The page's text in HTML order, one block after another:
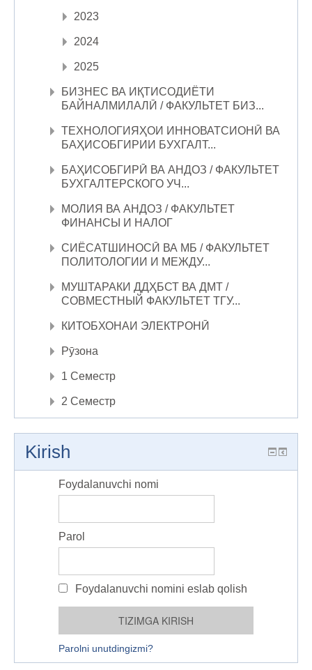
2023
2024
2025
БИЗНЕС ВА ИҚТИСОДИЁТИ
БАЙНАЛМИЛАЛӢ / ФАКУЛЬТЕТ БИЗ...
ТЕХНОЛОГИЯҲОИ ИННОВАТСИОНӢ ВА
БАҲИСОБГИРИИ БУХГАЛТ...
БАҲИСОБГИРӢ ВА АНДОЗ / ФАКУЛЬТЕТ
БУХГАЛТЕРСКОГО УЧ...
МОЛИЯ ВА АНДОЗ / ФАКУЛЬТЕТ
ФИНАНСЫ И НАЛОГ
СИЁСАТШИНОСӢ ВА МБ / ФАКУЛЬТЕТ
ПОЛИТОЛОГИИ И МЕЖДУ...
МУШТАРАКИ ДДҲБСТ ВА ДМТ /
СОВМЕСТНЫЙ ФАКУЛЬТЕТ ТГУ...
КИТОБХОНАИ ЭЛЕКТРОНӢ
Рӯзона
1 Семестр
2 Семестр
Kirish
Foydalanuvchi nomi
Parol
Foydalanuvchi nomini eslab qolish
Parolni unutdingizmi?